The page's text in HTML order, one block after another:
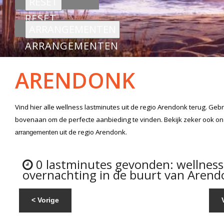
RESET
ARRANGEMENTEN
ARENDONK
Vind hier alle wellness lastminutes uit de regio Arendonkterug.
bovenaan om de perfecte aanbieding te vinden. Bekijk zeker ook
arrangementen uit de regio Arendonk.
0 lastminutes gevonden:
overnachting in de buurt van
< Vorige